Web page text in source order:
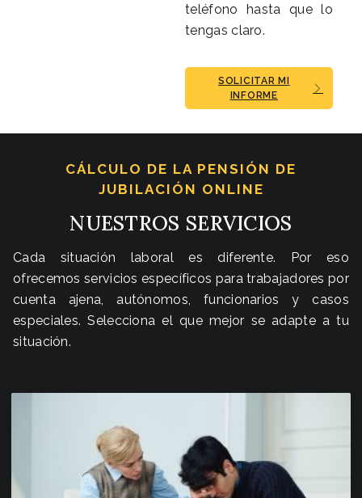
teléfono hasta que lo
tengas claro.
SOLICITAR MI
INFORME
CÁLCULO DE LA PENSIÓN DE
JUBILACIÓN ONLINE
NUESTROS SERVICIOS
Cada situación laboral es diferente. Por eso
ofrecemos servicios específicos para trabajadores por
cuenta ajena, autónomos, funcionarios y casos
especiales. Selecciona el que mejor se adapte a tu
situación.